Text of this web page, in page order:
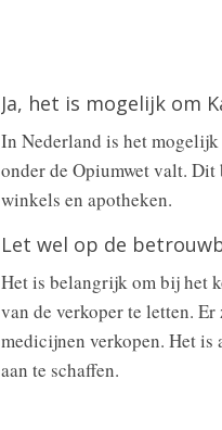
Ja, het is mogelijk om
In Nederland is het
onder de Opiumwet valt.
winkels en apotheken.
Let wel op de
Het is belangrijk om bij het
van de verkoper te letten.
medicijnen verkopen. Het is
aan te schaffen.